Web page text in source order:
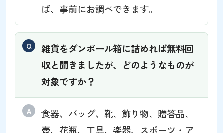
ば、事前にお調べできます。
雑貨をダンボール箱に詰めれば無料回
収と聞きましたが、どのようなものが
対象ですか？
食器、バッグ、靴、飾り物、贈答品、
壺、花瓶、工具、楽器、スポーツ・ア